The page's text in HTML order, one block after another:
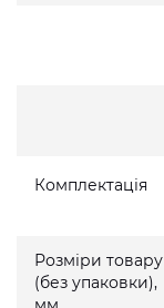
Комплектація
Розміри товару
(без упаковки),